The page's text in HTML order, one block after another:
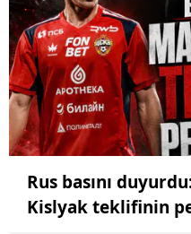
Rus basını
Kislyak teklifinin